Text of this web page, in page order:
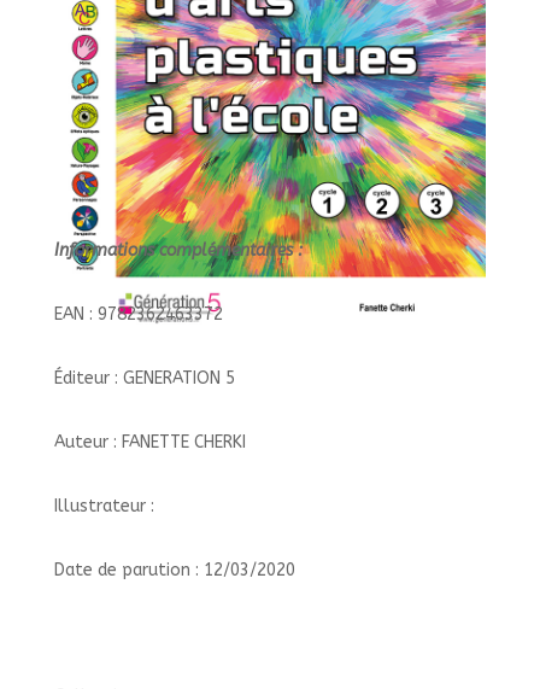
Informations complémentaires :
EAN : 9782362463372
Éditeur : GENERATION 5
Auteur : FANETTE CHERKI
Illustrateur :
Date de parution : 12/03/2020